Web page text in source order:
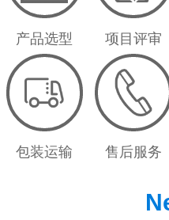
产品选型 项目评审
包装运输 售后服务